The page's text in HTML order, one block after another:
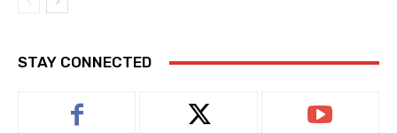
STAY CONNECTED